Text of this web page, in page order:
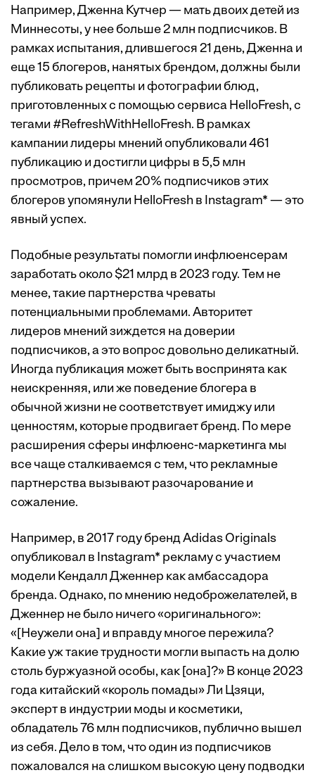
Например, Дженна Кутчер — мать двоих детей из
Миннесоты, у нее больше 2 млн подписчиков. В
рамках испытания, длившегося 21 день, Дженна и
еще 15 блогеров, нанятых брендом, должны были
публиковать рецепты и фотографии блюд,
приготовленных с помощью сервиса HelloFresh, с
тегами #RefreshWithHelloFresh. В рамках
кампании лидеры мнений опубликовали 461
публикацию и достигли цифры в 5,5 млн
просмотров, причем 20% подписчиков этих
блогеров упомянули HelloFresh в Instagram* — это
явный успех.
Подобные результаты помогли инфлюенсерам
заработать около $21 млрд в 2023 году. Тем не
менее, такие партнерства чреваты
потенциальными проблемами. Авторитет
лидеров мнений зиждется на доверии
подписчиков, а это вопрос довольно деликатный.
Иногда публикация может быть воспринята как
неискренняя, или же поведение блогера в
обычной жизни не соответствует имиджу или
ценностям, которые продвигает бренд. По мере
расширения сферы инфлюенс-маркетинга мы
все чаще сталкиваемся с тем, что рекламные
партнерства вызывают разочарование и
сожаление.
Например, в 2017 году бренд Adidas Originals
опубликовал в Instagram* рекламу с участием
модели Кендалл Дженнер как амбассадора
бренда. Однако, по мнению недоброжелателей, в
Дженнер не было ничего «оригинального»:
«[Неужели она] и вправду многое пережила?
Какие уж такие трудности могли выпасть на долю
столь буржуазной особы, как [она]?» В конце 2023
года китайский «король помады» Ли Цзяци,
эксперт в индустрии моды и косметики,
обладатель 76 млн подписчиков, публично вышел
из себя. Дело в том, что один из подписчиков
пожаловался на слишком высокую цену подводки